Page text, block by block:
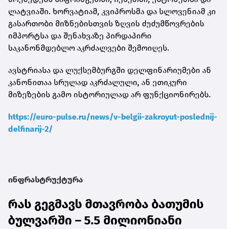
ლატვიაში. ხორვატიამ, კვიპროსმა და სლოვენიამ კი
გასართობი მიზნებისთვის ზღვის ძუძუმწოვრების
იმპორტსა და შენახვაზე პირდაპირი
საკანონმდებლო აკრძალვები შემოიღეს.
ავსტრიასა და ლუქსემბურგში დელფინარიუმები ან
კანონითაა სრულად აკრძალული, ან ეთიკური
მიზეზების გამო ისტორიულად არ ფუნქციონირებს.
https://euro-pulse.ru/news/v-belgii-zakroyut-poslednij-
delfinarij-2/
ინფრასტრუქტურა
რას გეგმავს მთავრობა ბათუმის
ბულვარში – 5.5 მილიონიანი